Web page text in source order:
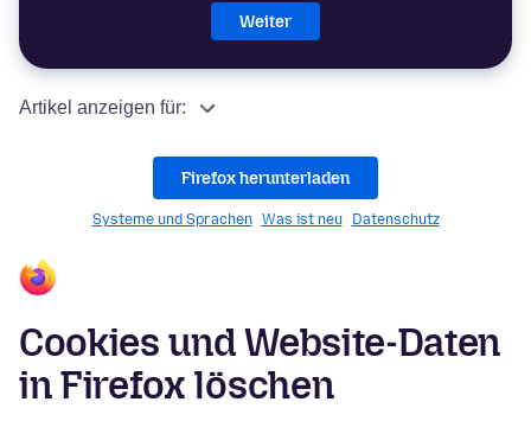
Weiter
Artikel anzeigen für:
Firefox herunterladen
Systeme und Sprachen Was ist neu Datenschutz
Cookies und Website-Daten
in Firefox löschen